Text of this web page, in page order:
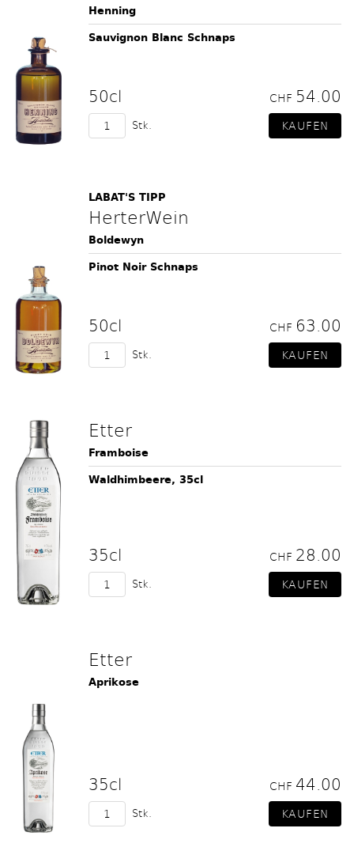
Henning
Sauvignon Blanc Schnaps
50cl CHF 54.00
Stk.
LABAT'S TIPP
HerterWein
Boldewyn
Pinot Noir Schnaps
50cl CHF 63.00
Stk.
Etter
Framboise
Waldhimbeere, 35cl
35cl CHF 28.00
Stk.
Etter
Aprikose
35cl CHF 44.00
Stk.